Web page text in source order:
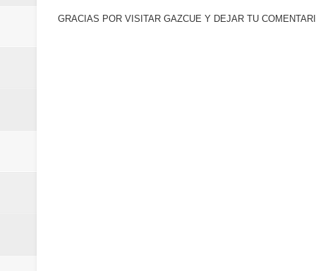
GRACIAS POR VISITAR GAZCUE Y DEJAR TU